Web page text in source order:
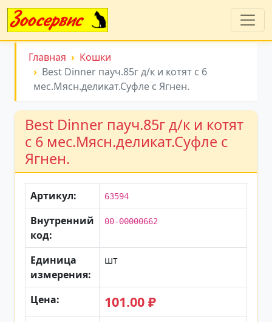
Главная
Кошки
Best Dinner пауч.85г д/к и котят с 6
мес.Мясн.деликат.Суфле с Ягнен.
Best Dinner пауч.85г д/к и котят
с 6 мес.Мясн.деликат.Суфле с
Ягнен.
Артикул: 63594
Внутренний
код:
00-00000662
Единица
измерения:
шт
Цена: 101.00 ₽